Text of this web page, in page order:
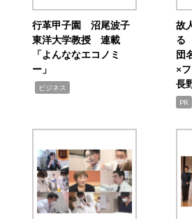
行革甲子園 沼尾波子
東洋大学教授 連載
「よんななエコノミ
ー」
ビジネス
故
る
団
×
長
PR